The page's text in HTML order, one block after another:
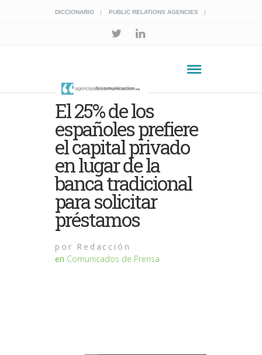
DICCIONARIO PUBLIC RELATIONS AGENCIES
El 25% de los
españoles prefiere
el capital privado
en lugar de la
banca tradicional
para solicitar
préstamos
por Redacción
en Comunicados de Prensa